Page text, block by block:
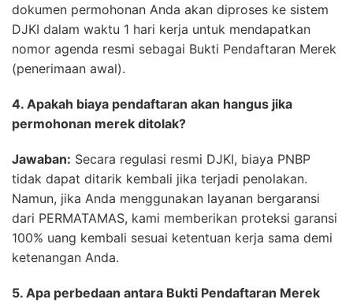
dokumen permohonan Anda akan diproses ke sistem
DJKI dalam waktu 1 hari kerja untuk mendapatkan
nomor agenda resmi sebagai Bukti Pendaftaran Merek
(penerimaan awal).
4. Apakah biaya pendaftaran akan hangus jika
permohonan merek ditolak?
Jawaban: Secara regulasi resmi DJKI, biaya PNBP
tidak dapat ditarik kembali jika terjadi penolakan.
Namun, jika Anda menggunakan layanan bergaransi
dari PERMATAMAS, kami memberikan proteksi garansi
100% uang kembali sesuai ketentuan kerja sama demi
ketenangan Anda.
5. Apa perbedaan antara Bukti Pendaftaran Merek